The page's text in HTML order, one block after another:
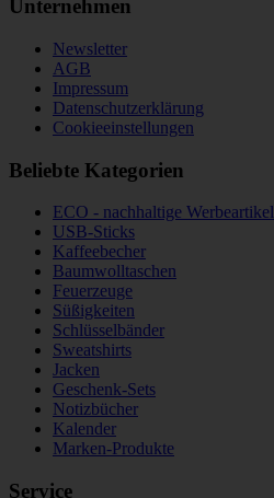
Unternehmen
Newsletter
AGB
Impressum
Datenschutzerklärung
Cookieeinstellungen
Beliebte Kategorien
ECO - nachhaltige Werbeartikel
USB-Sticks
Kaffeebecher
Baumwolltaschen
Feuerzeuge
Süßigkeiten
Schlüsselbänder
Sweatshirts
Jacken
Geschenk-Sets
Notizbücher
Kalender
Marken-Produkte
Service